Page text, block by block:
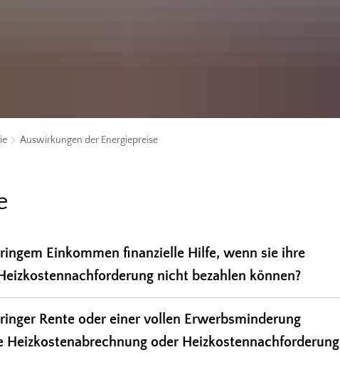
Auswirkungen der Energiepreise
Einkommen finanzielle Hilfe, wenn sie ihre
nicht bezahlen können?
Rente oder einer vollen Erwerbsminderung
oder Heizkostennachforderung